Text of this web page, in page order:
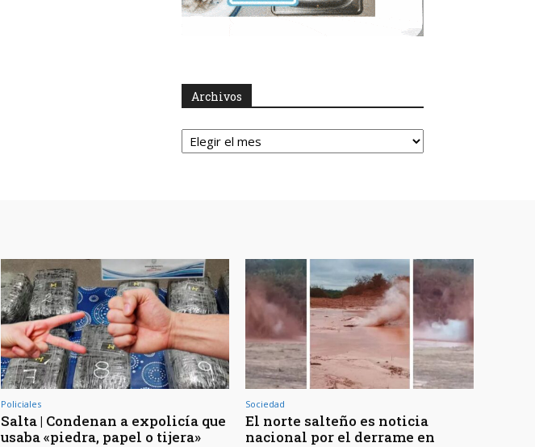
Archivos
Archivos
Policiales
Salta | Condenan a expolicía que
usaba «piedra, papel o tijera»
Sociedad
El norte salteño es noticia
nacional por el derrame en